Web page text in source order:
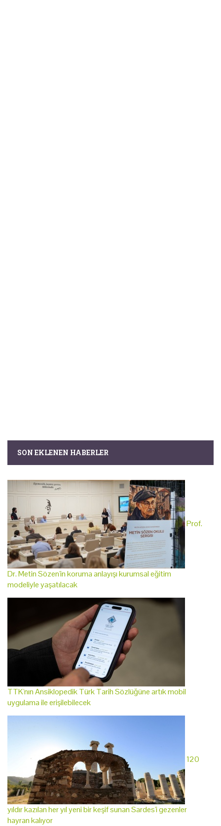
SON EKLENEN HABERLER
Prof.
Dr. Metin Sözen'in koruma anlayışı kurumsal eğitim
modeliyle yaşatılacak
TTK'nın Ansiklopedik Türk Tarih Sözlüğüne artık mobil
uygulama ile erişilebilecek
120
yıldır kazılan her yıl yeni bir keşif sunan Sardes'i gezenler
hayran kalıyor